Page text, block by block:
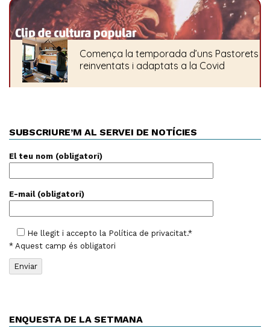
SUBSCRIURE’M AL SERVEI DE NOTÍCIES
El teu nom (obligatori)
E-mail (obligatori)
He llegit i accepto la Política de privacitat.*
* Aquest camp és obligatori
ENQUESTA DE LA SETMANA